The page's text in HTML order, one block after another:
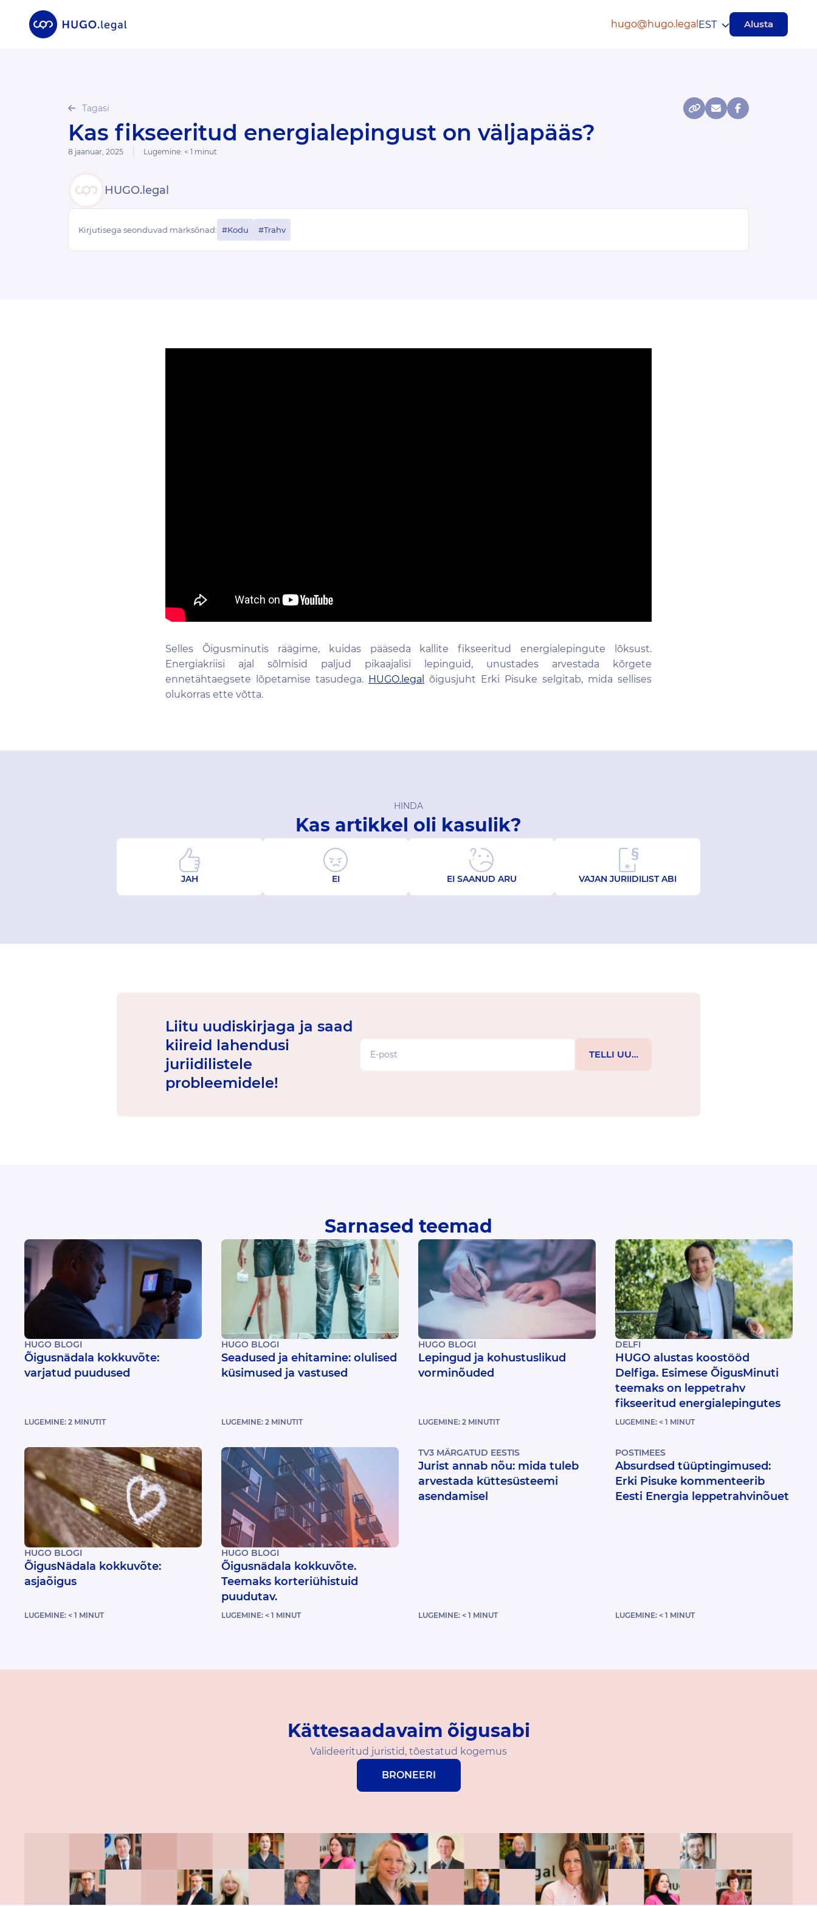
hugo@hugo.legal Alusta
EST
Tagasi
Kas fikseeritud energialepingust on väljapääs?
8 jaanuar, 2025 Lugemine: < 1 minut
HUGO.legal
Kirjutisega seonduvad märksõnad: #Kodu #Trahv
Selles Õigusminutis räägime, kuidas pääseda kallite fikseeritud energialepingute lõksust.
Energiakriisi ajal sõlmisid paljud pikaajalisi lepinguid, unustades arvestada kõrgete
ennetähtaegsete lõpetamise tasudega. HUGO.legal
õigusjuht Erki Pisuke selgitab, mida sellises
olukorras ette võtta.
HINDA
Kas artikkel oli kasulik?
JAH EI EI SAANUD ARU VAJAN JURIIDILIST ABI
Liitu uudiskirjaga ja saad
kiireid lahendusi
juriidilistele
probleemidele!
Sarnased teemad
HUGO BLOGI
Õigusnädala kokkuvõte:
varjatud puudused
LUGEMINE: 2 MINUTIT
HUGO BLOGI
Seadused ja ehitamine: olulised
küsimused ja vastused
LUGEMINE: 2 MINUTIT
HUGO BLOGI
Lepingud ja kohustuslikud
vorminõuded
LUGEMINE: 2 MINUTIT
DELFI
HUGO alustas koostööd
Delfiga. Esimese ÕigusMinuti
teemaks on leppetrahv
fikseeritud energialepingutes
LUGEMINE: < 1 MINUT
HUGO BLOGI
ÕigusNädala kokkuvõte:
asjaõigus
LUGEMINE: < 1 MINUT
HUGO BLOGI
Õigusnädala kokkuvõte.
Teemaks korteriühistuid
puudutav.
LUGEMINE: < 1 MINUT
TV3 MÄRGATUD EESTIS
Jurist annab nõu: mida tuleb
arvestada küttesüsteemi
asendamisel
LUGEMINE: < 1 MINUT
POSTIMEES
Absurdsed tüüptingimused:
Erki Pisuke kommenteerib
Eesti Energia leppetrahvinõuet
LUGEMINE: < 1 MINUT
Kättesaadavaim õigusabi
Valideeritud juristid, tõestatud kogemus
BRONEERI